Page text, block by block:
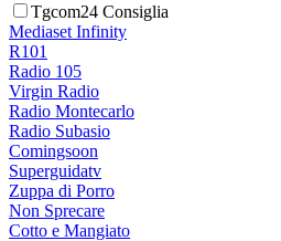
Tgcom24 Consiglia
Mediaset Infinity
R101
Radio 105
Virgin Radio
Radio Montecarlo
Radio Subasio
Comingsoon
Superguidatv
Zuppa di Porro
Non Sprecare
Cotto e Mangiato